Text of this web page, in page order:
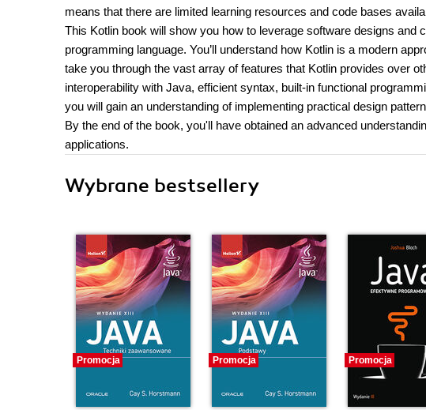
means that there are limited learning resources and code bases
This Kotlin book will show you how to leverage software designs
programming language. You’ll understand how Kotlin is a modern
take you through the vast array of features that Kotlin provides over
interoperability with Java, efficient syntax, built-in functional
you will gain an understanding of implementing practical design
By the end of the book, you'll have obtained an advanced
applications.
Wybrane bestsellery
Promocja Promocja Promocja